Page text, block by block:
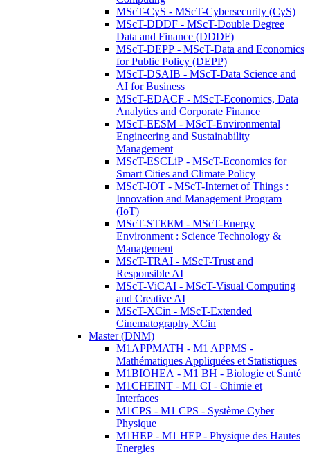
MScT-CyS - MScT-Cybersecurity (CyS)
MScT-DDDF - MScT-Double Degree
Data and Finance (DDDF)
MScT-DEPP - MScT-Data and Economics
for Public Policy (DEPP)
MScT-DSAIB - MScT-Data Science and
AI for Business
MScT-EDACF - MScT-Economics, Data
Analytics and Corporate Finance
MScT-EESM - MScT-Environmental
Engineering and Sustainability
Management
MScT-ESCLiP - MScT-Economics for
Smart Cities and Climate Policy
MScT-IOT - MScT-Internet of Things :
Innovation and Management Program
(IoT)
MScT-STEEM - MScT-Energy
Environment : Science Technology &
Management
MScT-TRAI - MScT-Trust and
Responsible AI
MScT-ViCAI - MScT-Visual Computing
and Creative AI
MScT-XCin - MScT-Extended
Cinematography XCin
Master (DNM)
M1APPMATH - M1 APPMS -
Mathématiques Appliquées et Statistiques
M1BIOHEA - M1 BH - Biologie et Santé
M1CHEINT - M1 CI - Chimie et
Interfaces
M1CPS - M1 CPS - Système Cyber
Physique
M1HEP - M1 HEP - Physique des Hautes
Energies